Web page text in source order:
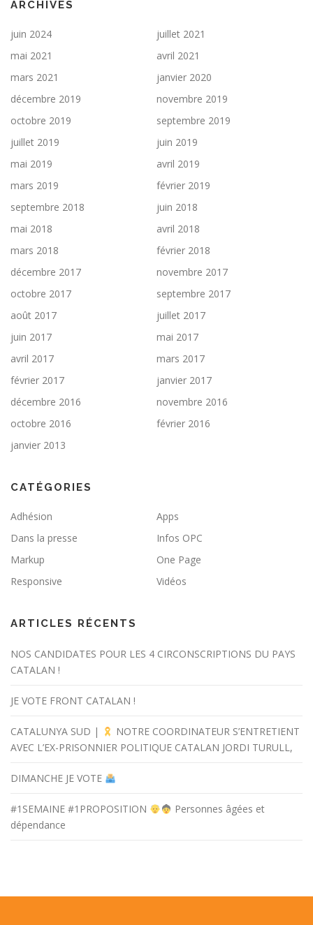
ARCHIVES
juin 2024
juillet 2021
mai 2021
avril 2021
mars 2021
janvier 2020
décembre 2019
novembre 2019
octobre 2019
septembre 2019
juillet 2019
juin 2019
mai 2019
avril 2019
mars 2019
février 2019
septembre 2018
juin 2018
mai 2018
avril 2018
mars 2018
février 2018
décembre 2017
novembre 2017
octobre 2017
septembre 2017
août 2017
juillet 2017
juin 2017
mai 2017
avril 2017
mars 2017
février 2017
janvier 2017
décembre 2016
novembre 2016
octobre 2016
février 2016
janvier 2013
CATÉGORIES
Adhésion
Apps
Dans la presse
Infos OPC
Markup
One Page
Responsive
Vidéos
ARTICLES RÉCENTS
NOS CANDIDATES POUR LES 4 CIRCONSCRIPTIONS DU PAYS
CATALAN !
JE VOTE FRONT CATALAN !
CATALUNYA SUD |
NOTRE COORDINATEUR S’ENTRETIENT
AVEC L’EX-PRISONNIER POLITIQUE CATALAN JORDI TURULL,
DIMANCHE JE VOTE
#1SEMAINE #1PROPOSITION
Personnes âgées et
dépendance